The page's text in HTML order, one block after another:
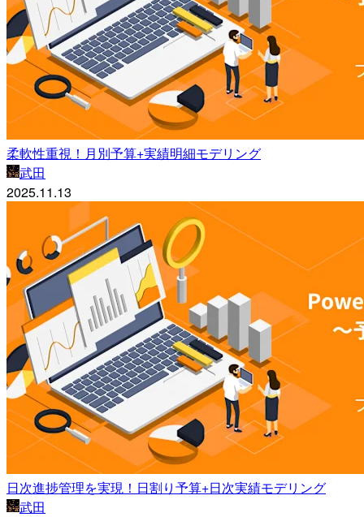
柔軟性重視！月別予算+実績明細モデリング
武田
2025.11.13
日次進捗管理を実現！日割り予算+日次実績モデリング
武田